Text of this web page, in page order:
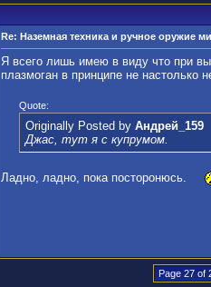
Re: Наземная техника и ручное оружие
Я всего лишь имею в виду что при
плазмоган в принципе не настолько
Quote:
Originally Posted by Андрей_159
Джас, тут я с купрумом.
Ладно, ладно, пока посторонюсь.
Page 27 of